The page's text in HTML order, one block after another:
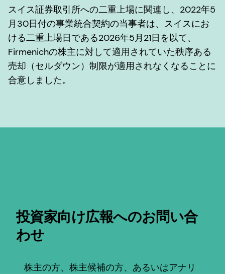
スイス証券取引所への二重上場に関連し、2022年5
月30日付の事業統合契約の当事者は、スイスにお
ける二重上場日である2026年5月21日を以て、
Firmenichの株主に対して適用されていた秩序ある
売却（セルダウン）制限が適用されなくなることに
合意しました。
投資家向け広報へのお問い合
わせ
株主の方、株主候補の方、あるいはアナリ